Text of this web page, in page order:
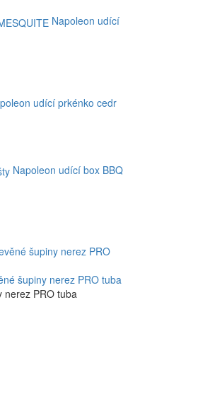
Napoleon udící
udící prkénko cedr
Napoleon udící box BBQ
šupiny nerez PRO tuba
nerez PRO tuba